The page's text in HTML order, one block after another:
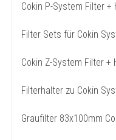
Cokin P-System Filter +
Filter Sets für Cokin
Cokin Z-System Filter +
Filterhalter zu Cokin
Graufilter 83x100mm